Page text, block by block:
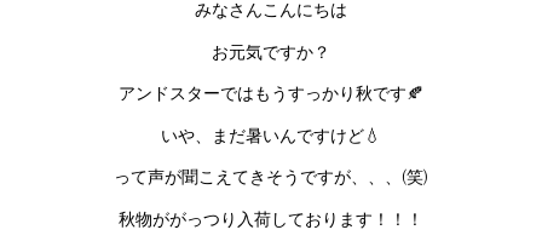
みなさんこんにちは
お元気ですか？
アンドスターではもうすっかり秋です🍂
いや、まだ暑いんですけど💧
って声が聞こえてきそうですが、、、(笑)
秋物ががっつり入荷しております！！！